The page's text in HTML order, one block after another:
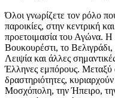
Όλοι γνωρίζετε τον ρόλο
παροικίες, στην κεντρική
προετοιμασία του Αγώνα.
Βουκουρέστι, το
Λειψία και άλλες
Έλληνες εμπόρους.
δραστηριότητες,
Μοσχόπολη, την Ήπειρο,